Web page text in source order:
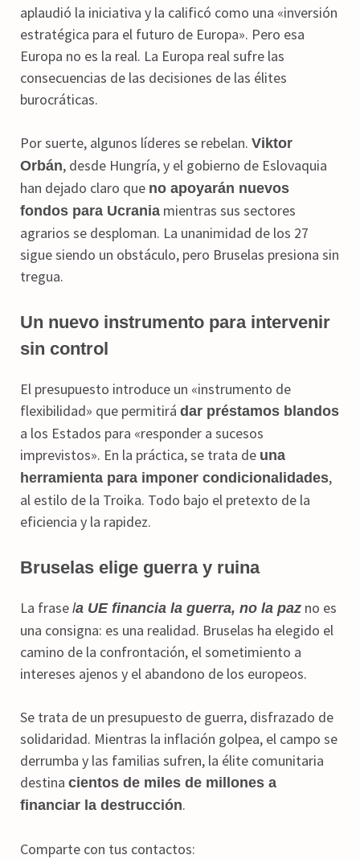
aplaudió la iniciativa y la calificó como una «inversión
estratégica para el futuro de Europa». Pero esa
Europa no es la real. La Europa real sufre las
consecuencias de las decisiones de las élites
burocráticas.
Por suerte, algunos líderes se rebelan. Viktor
Orbán, desde Hungría, y el gobierno de Eslovaquia
han dejado claro que no apoyarán nuevos
fondos para Ucrania mientras sus sectores
agrarios se desploman. La unanimidad de los 27
sigue siendo un obstáculo, pero Bruselas presiona sin
tregua.
Un nuevo instrumento para intervenir
sin control
El presupuesto introduce un «instrumento de
flexibilidad» que permitirá dar préstamos blandos
a los Estados para «responder a sucesos
imprevistos». En la práctica, se trata de una
herramienta para imponer condicionalidades,
al estilo de la Troika. Todo bajo el pretexto de la
eficiencia y la rapidez.
Bruselas elige guerra y ruina
La frase la UE financia la guerra, no la paz no es
una consigna: es una realidad. Bruselas ha elegido el
camino de la confrontación, el sometimiento a
intereses ajenos y el abandono de los europeos.
Se trata de un presupuesto de guerra, disfrazado de
solidaridad. Mientras la inflación golpea, el campo se
derrumba y las familias sufren, la élite comunitaria
destina cientos de miles de millones a
financiar la destrucción.
Comparte con tus contactos: